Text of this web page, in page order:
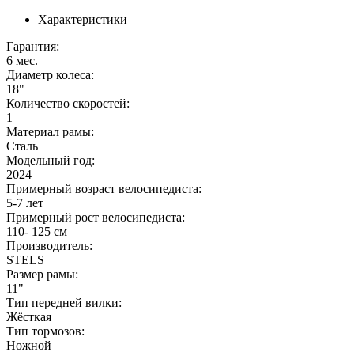
Характеристики
Гарантия:
6 мес.
Диаметр колеса:
18"
Количество скоростей:
1
Материал рамы:
Сталь
Модельный год:
2024
Примерный возраст велосипедиста:
5-7 лет
Примерный рост велосипедиста:
110- 125 см
Производитель:
STELS
Размер рамы:
11"
Тип передней вилки:
Жёсткая
Тип тормозов:
Ножной